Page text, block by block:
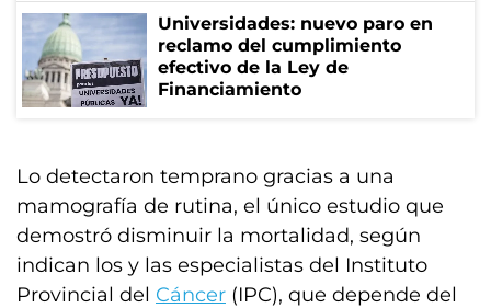
Universidades: nuevo paro en
reclamo del cumplimiento
efectivo de la Ley de
Financiamiento
Lo detectaron temprano gracias a una
mamografía de rutina, el único estudio que
demostró disminuir la mortalidad, según
indican los y las especialistas del Instituto
Provincial del Cáncer (IPC), que depende del